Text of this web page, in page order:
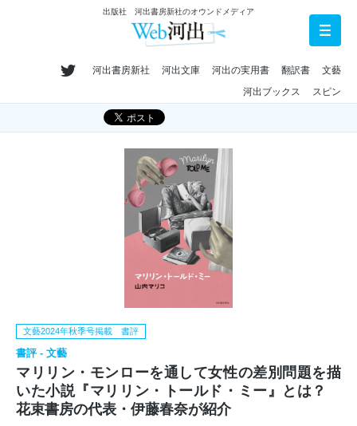
出版社 河出書房新社のオウンドメディア
河出書房新社 河出文庫 河出の実用書 翻訳書
文藝
河出ブックス
スピン
文藝2024年秋季号掲載 書評
書評 - 文藝
マリリン・モンローを通して女性の差別問題を描
いた小説『マリリン・トールド・ミー』とは？
花束書房の代表・伊藤春奈が紹介